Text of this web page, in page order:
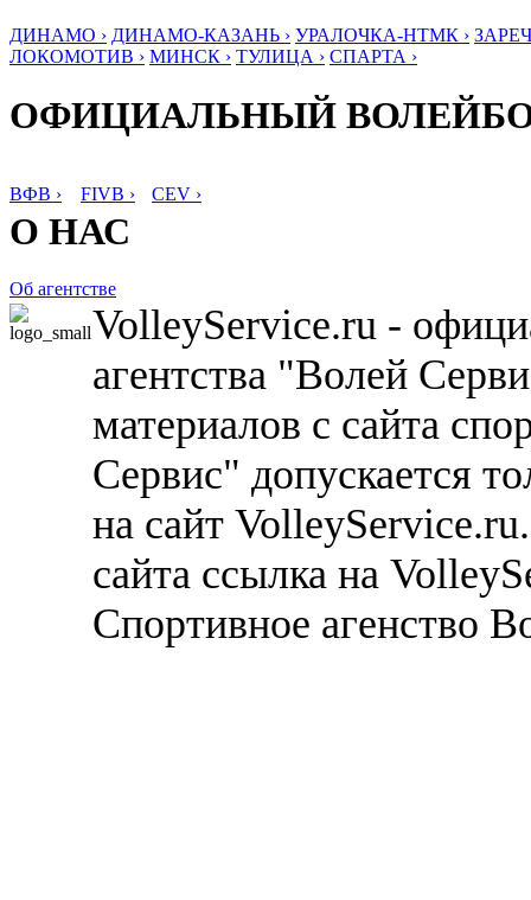
ДИНАМО › ДИНАМО-КАЗАНЬ › УРАЛОЧКА-НТМК ›
ЛОКОМОТИВ › МИНСК › ТУЛИЦА › СПАРТА ›
ОФИЦИАЛЬНЫЙ
ВФВ › FIVB › CEV ›
О НАС
Об агентстве
VolleyService.ru -
агентства "Волей
материалов с сайта
Сервис" допускается
на сайт
сайта ссылка на
Спортивное агенство